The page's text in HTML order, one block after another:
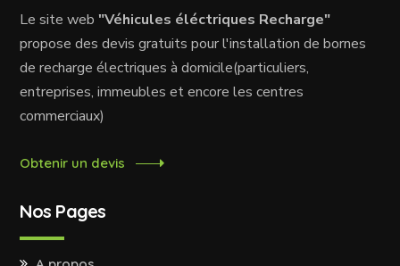
Le site web "Véhicules éléctriques Recharge"
propose des devis gratuits pour l'installation de bornes
de recharge électriques à domicile(particuliers,
entreprises, immeubles et encore les centres
commerciaux)
Obtenir un devis
Nos Pages